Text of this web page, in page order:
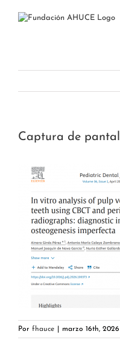
Captura de
Por fhauce marzo 16th, 2026